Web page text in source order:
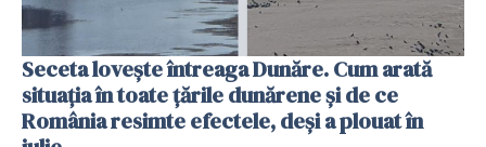
Seceta lovește întreaga Dunăre. Cum arată
situația în toate țările dunărene și de ce
România resimte efectele, deși a plouat în